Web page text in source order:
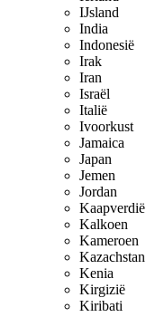
IJsland
India
Indonesië
Irak
Iran
Israël
Italië
Ivoorkust
Jamaica
Japan
Jemen
Jordan
Kaapverdië
Kalkoen
Kameroen
Kazachstan
Kenia
Kirgizië
Kiribati